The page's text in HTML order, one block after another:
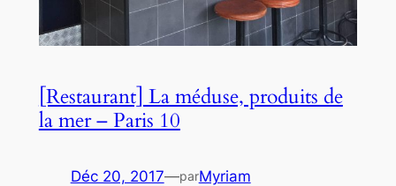
[Restaurant] La méduse, produits de
la mer – Paris 10
Déc 20, 2017—parMyriam